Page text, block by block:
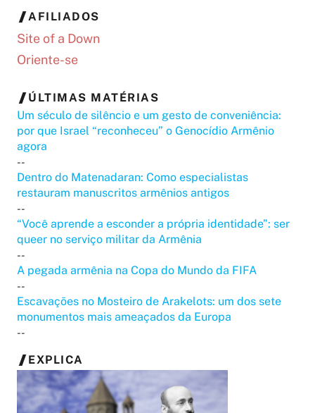
AFILIADOS
Site of a Down
Oriente-se
ÚLTIMAS MATÉRIAS
Um século de silêncio e um gesto de conveniência:
por que Israel “reconheceu” o Genocídio Armênio
agora
--
Dentro do Matenadaran: Como especialistas
restauram manuscritos armênios antigos
--
“Você aprende a esconder a própria identidade”: ser
queer no serviço militar da Armênia
--
A pegada armênia na Copa do Mundo da FIFA
--
Escavações no Mosteiro de Arakelots: um dos sete
monumentos mais ameaçados da Europa
--
EXPLICA